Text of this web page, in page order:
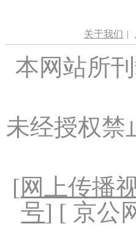
关于我们 |
本网站所
未经授权禁
[网上传播
号] [ 京公